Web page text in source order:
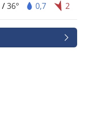
/36° 0,7 2